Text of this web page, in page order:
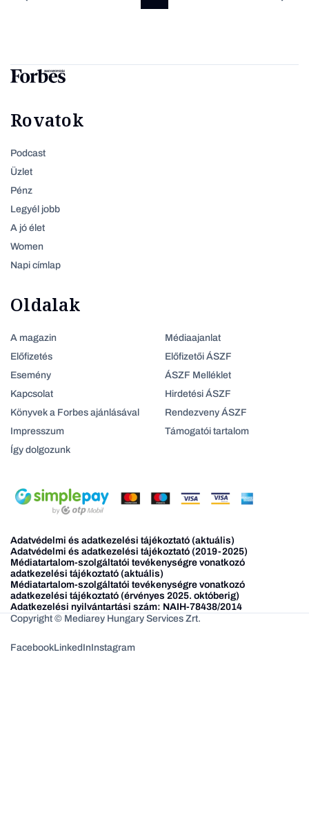
Rovatok
Podcast
Üzlet
Pénz
Legyél jobb
A jó élet
Women
Napi címlap
Oldalak
A magazin
Előfizetés
Esemény
Kapcsolat
Könyvek a Forbes ajánlásával
Impresszum
Így dolgozunk
Médiaajanlat
Előfizetői ÁSZF
ÁSZF Melléklet
Hirdetési ÁSZF
Rendezveny ÁSZF
Támogatói tartalom
Adatvédelmi és adatkezelési tájékoztató (aktuális)
Adatvédelmi és adatkezelési tájékoztató (2019-2025)
Médiatartalom-szolgáltatói tevékenységre vonatkozó
adatkezelési tájékoztató (aktuális)
Médiatartalom-szolgáltatói tevékenységre vonatkozó
adatkezelési tájékoztató (érvényes 2025. októberig)
Adatkezelési nyilvántartási szám: NAIH-78438/2014
Copyright © Mediarey Hungary Services Zrt.
FacebookLinkedInInstagram